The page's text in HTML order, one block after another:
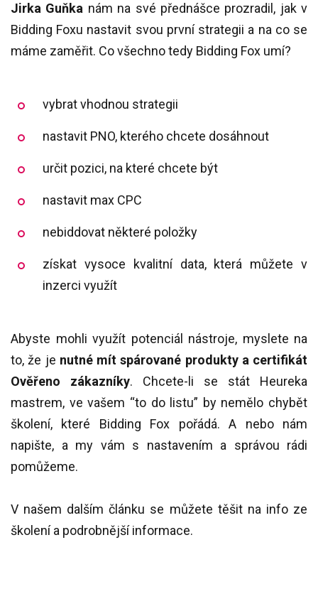
Jirka Guňka nám na své přednášce prozradil, jak v
Bidding Foxu nastavit svou první strategii a na co se
máme zaměřit. Co všechno tedy Bidding Fox umí?
vybrat vhodnou strategii
nastavit PNO, kterého chcete dosáhnout
určit pozici, na které chcete být
nastavit max CPC
nebiddovat některé položky
získat vysoce kvalitní data, která můžete v
inzerci využít
Abyste mohli využít potenciál nástroje, myslete na
to, že je nutné mít spárované produkty a certifikát
Ověřeno zákazníky. Chcete-li se stát Heureka
mastrem, ve vašem “to do listu” by nemělo chybět
školení, které Bidding Fox pořádá. A nebo nám
napište, a my vám s nastavením a správou rádi
pomůžeme.
V našem dalším článku se můžete těšit na info ze
školení a podrobnější informace.